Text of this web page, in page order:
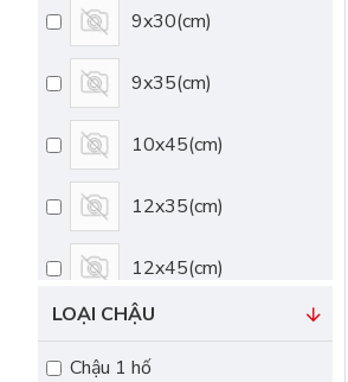
Chậu rửa công nghiệp
Chậu, xô, thùng inox
Dao kéo inox
Ghế inox
Giá cài dao thớt
9x30(cm)
9x35(cm)
10x45(cm)
12x35(cm)
12x45(cm)
LOẠI CHẬU
Chậu 1 hố